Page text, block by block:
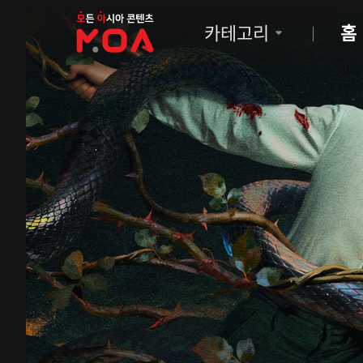
MOA
카테고리 홈